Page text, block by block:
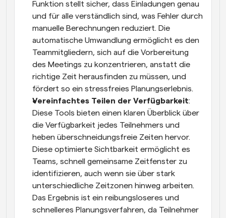
Funktion stellt sicher, dass Einladungen genau
und für alle verständlich sind, was Fehler durch
manuelle Berechnungen reduziert. Die
automatische Umwandlung ermöglicht es den
Teammitgliedern, sich auf die Vorbereitung
des Meetings zu konzentrieren, anstatt die
richtige Zeit herausfinden zu müssen, und
fördert so ein stressfreies Planungserlebnis.
Vereinfachtes Teilen der Verfügbarkeit:
Diese Tools bieten einen klaren Überblick über
die Verfügbarkeit jedes Teilnehmers und
heben überschneidungsfreie Zeiten hervor.
Diese optimierte Sichtbarkeit ermöglicht es
Teams, schnell gemeinsame Zeitfenster zu
identifizieren, auch wenn sie über stark
unterschiedliche Zeitzonen hinweg arbeiten.
Das Ergebnis ist ein reibungsloseres und
schnelleres Planungsverfahren, da Teilnehmer